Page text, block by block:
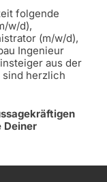
folgende
w/d),
(m/w/d),
Ingenieur
aus der
sind herzlich
Deiner